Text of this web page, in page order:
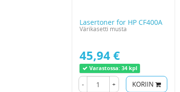
Lasertoner for HP CF400A
Värikasetti musta
45,94 €
Varastossa: 34 kpl
- + KORIIN